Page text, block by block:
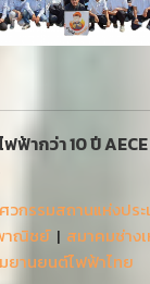
ฟ้ากว่า 10 ปี
วกรรมสถานแห่งประ
าณิชย์| สมาคมช่าง
ยานยนต์ไฟฟ้าไทย